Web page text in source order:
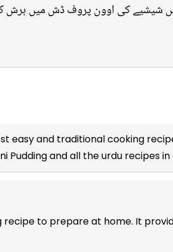
شیشیے کی اوون پروف ڈش میں برش
easy and traditional cooking
Pudding and all theurdu recipesin
recipe to prepare at home. It